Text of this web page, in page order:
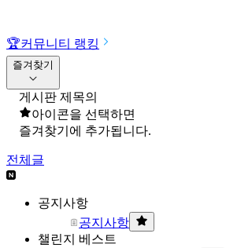
🏆커뮤니티 랭킹
즐겨찾기
게시판 제목의
아이콘을 선택하면
즐겨찾기에 추가됩니다.
전체글
공지사항
공지사항
챌린지 베스트